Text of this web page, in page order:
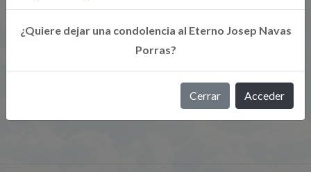
Libro de Eterno
¿Quiere dejar una condolencia al Eterno Josep Navas
Porras?
Cerrar Acceder